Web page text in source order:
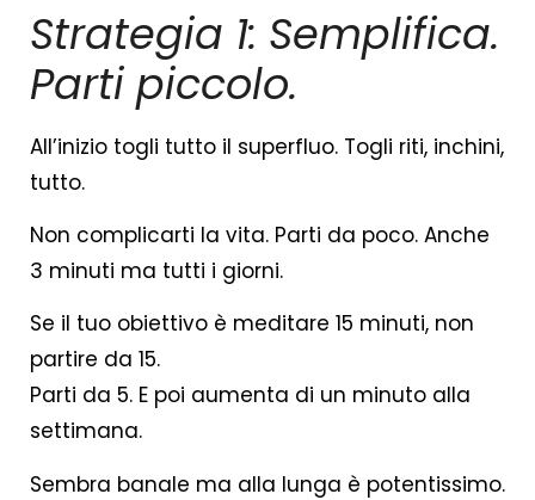
Strategia 1: Semplifica.
Parti piccolo.
All’inizio togli tutto il superfluo. Togli riti, inchini,
tutto.
Non complicarti la vita. Parti da poco. Anche
3 minuti ma tutti i giorni.
Se il tuo obiettivo è meditare 15 minuti, non
partire da 15.
Parti da 5. E poi aumenta di un minuto alla
settimana.
Sembra banale ma alla lunga è potentissimo.